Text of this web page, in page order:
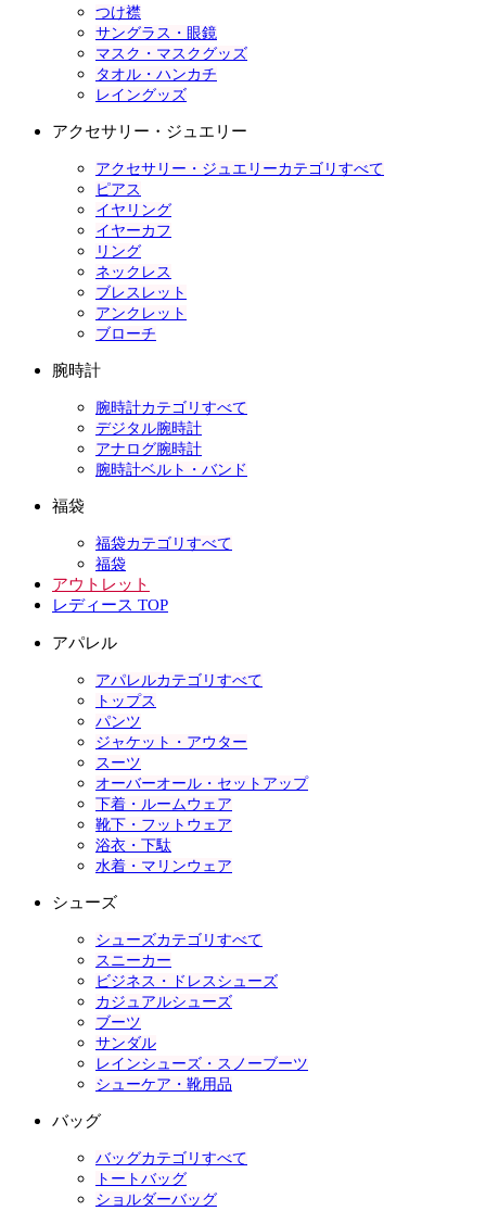
つけ襟
サングラス・眼鏡
マスク・マスクグッズ
タオル・ハンカチ
レイングッズ
アクセサリー・ジュエリー
アクセサリー・ジュエリーカテゴリすべて
ピアス
イヤリング
イヤーカフ
リング
ネックレス
ブレスレット
アンクレット
ブローチ
腕時計
腕時計カテゴリすべて
デジタル腕時計
アナログ腕時計
腕時計ベルト・バンド
福袋
福袋カテゴリすべて
福袋
アウトレット
レディース TOP
アパレル
アパレルカテゴリすべて
トップス
パンツ
ジャケット・アウター
スーツ
オーバーオール・セットアップ
下着・ルームウェア
靴下・フットウェア
浴衣・下駄
水着・マリンウェア
シューズ
シューズカテゴリすべて
スニーカー
ビジネス・ドレスシューズ
カジュアルシューズ
ブーツ
サンダル
レインシューズ・スノーブーツ
シューケア・靴用品
バッグ
バッグカテゴリすべて
トートバッグ
ショルダーバッグ